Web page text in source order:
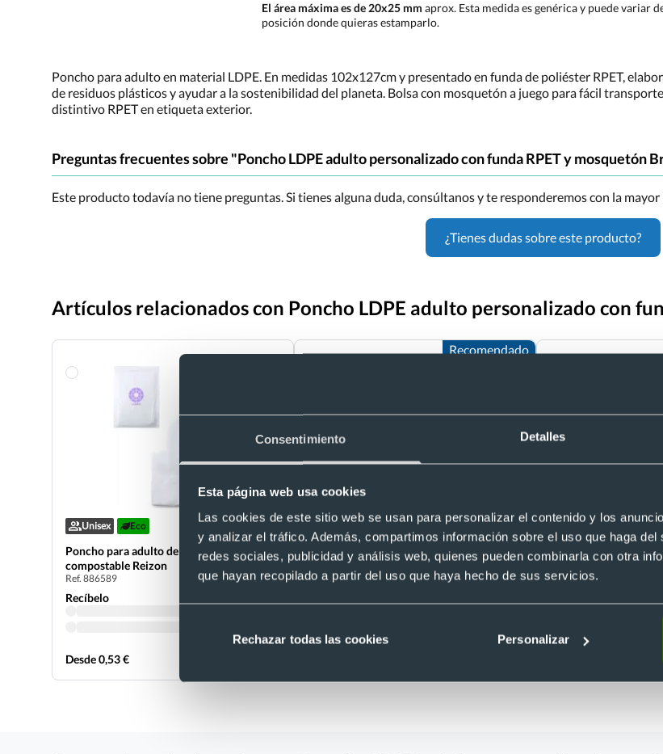
Consentimiento Detalles
Esta página web usa cookies
Las cookies de este sitio web se usan para personalizar el contenido y los
y analizar el tráfico. Además, compartimos información sobre el uso que haga
redes sociales, publicidad y análisis web, quienes pueden combinarla con otra
que hayan recopilado a partir del uso que haya hecho de sus servicios.
Rechazar todas las cookies Personalizar
El área máxima es de 20x25 mm aprox. Esta medida es genérica y puede variar
posición donde quieras estamparlo.
Poncho para adulto en material LDPE. En medidas 102x127cm y presentado en funda de poliéster RPET,
de residuos plásticos y ayudar a la sostenibilidad del planeta. Bolsa con mosquetón a juego para fácil
distintivo RPET en etiqueta exterior.
Preguntas frecuentes sobre "Poncho LDPE adulto personalizado con funda RPET y mosquetón
Este producto todavía no tiene preguntas. Si tienes alguna duda, consúltanos y te responderemos con la
¿Tienes dudas sobre este producto?
Artículos relacionados con Poncho LDPE adulto personalizado con
Unisex Eco
Poncho para adulto de PLA 100%
compostable Reizon
Ref. 886589
Recíbelo
Desde 0,53 €
Recomendado
Unisex
Impermeable PVC Hinbow
Ref. 884551
Recíbelo
Unisex
Poncho chubasquero
Ref. 30972
Recíbelo